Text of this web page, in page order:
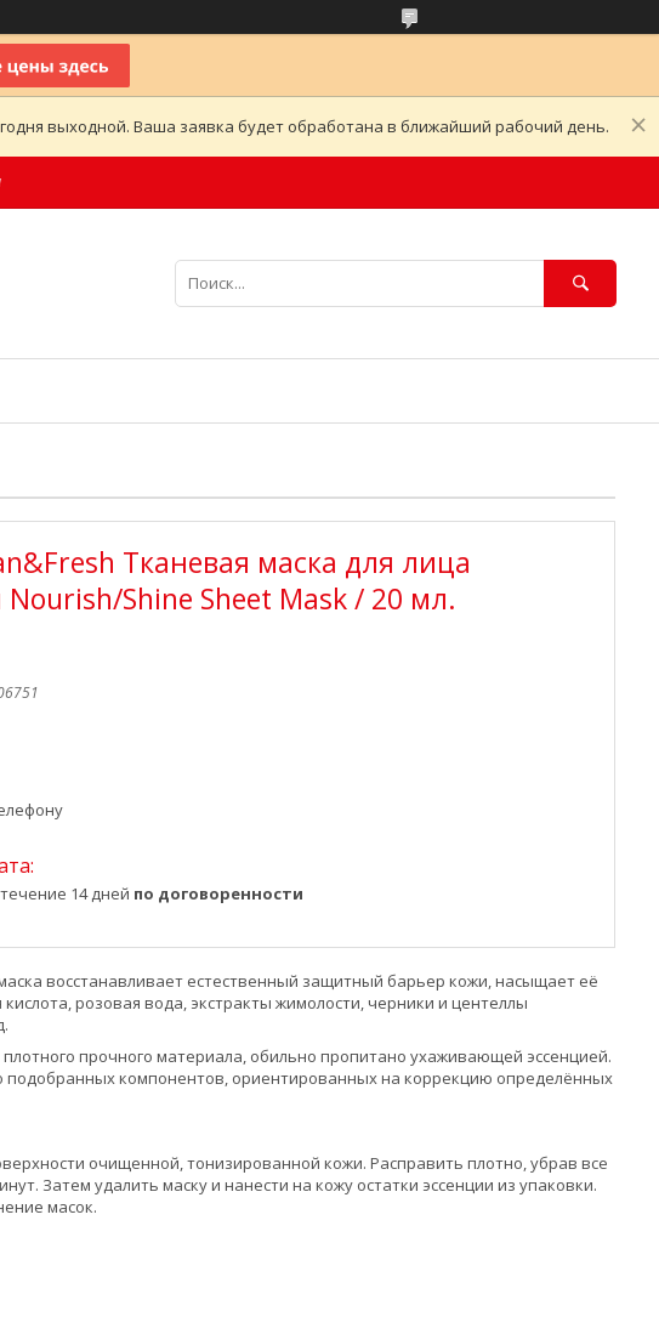
выходной. Ваша заявка будет обработана в ближайший рабочий день.
Тканевая маска для лица
Shine Sheet Mask / 20 мл.
14 дней по договоренности
восстанавливает естественный защитный барьер кожи, насыщает её
розовая вода, экстракты жимолости, черники и центеллы
прочного материала, обильно пропитано ухаживающей эссенцией.
подобранных компонентов, ориентированных на коррекцию определённых
очищенной, тонизированной кожи. Расправить плотно, убрав все
Затем удалить маску и нанести на кожу остатки эссенции из упаковки.
масок.